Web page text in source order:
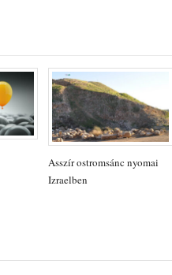
Asszír ostromsánc nyomai
Izraelben